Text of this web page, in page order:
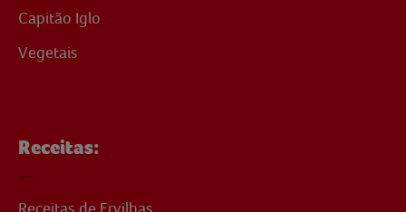
Capitão Iglo
Vegetais
Receitas:
Receitas de Ervilhas